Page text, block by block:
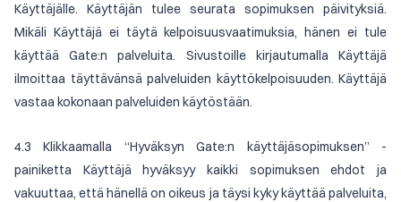
Käyttäjälle. Käyttäjän tulee seurata sopimuksen päivityksiä.
Mikäli Käyttäjä ei täytä kelpoisuusvaatimuksia, hänen ei tule
käyttää Gate:n palveluita. Sivustoille kirjautumalla Käyttäjä
ilmoittaa täyttävänsä palveluiden käyttökelpoisuuden. Käyttäjä
vastaa kokonaan palveluiden käytöstään.
4.3 Klikkaamalla “Hyväksyn Gate:n käyttäjäsopimuksen” -
painiketta Käyttäjä hyväksyy kaikki sopimuksen ehdot ja
vakuuttaa, että hänellä on oikeus ja täysi kyky käyttää palveluita,